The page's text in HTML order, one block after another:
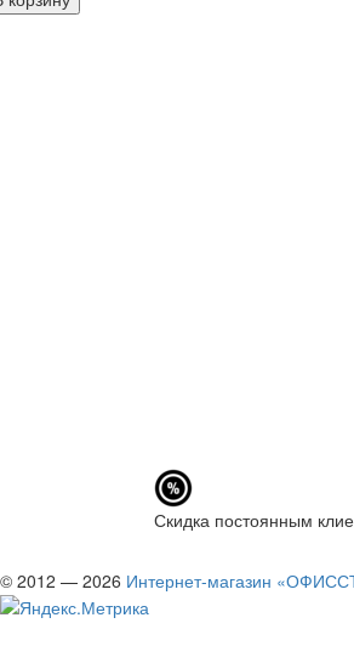
Скидка постоянным
© 2012 — 2026 Интернет-магазин